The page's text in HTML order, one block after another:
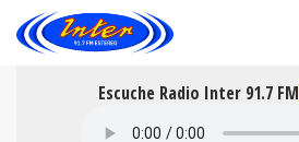
Escuche Radio Inter 91.7 FM